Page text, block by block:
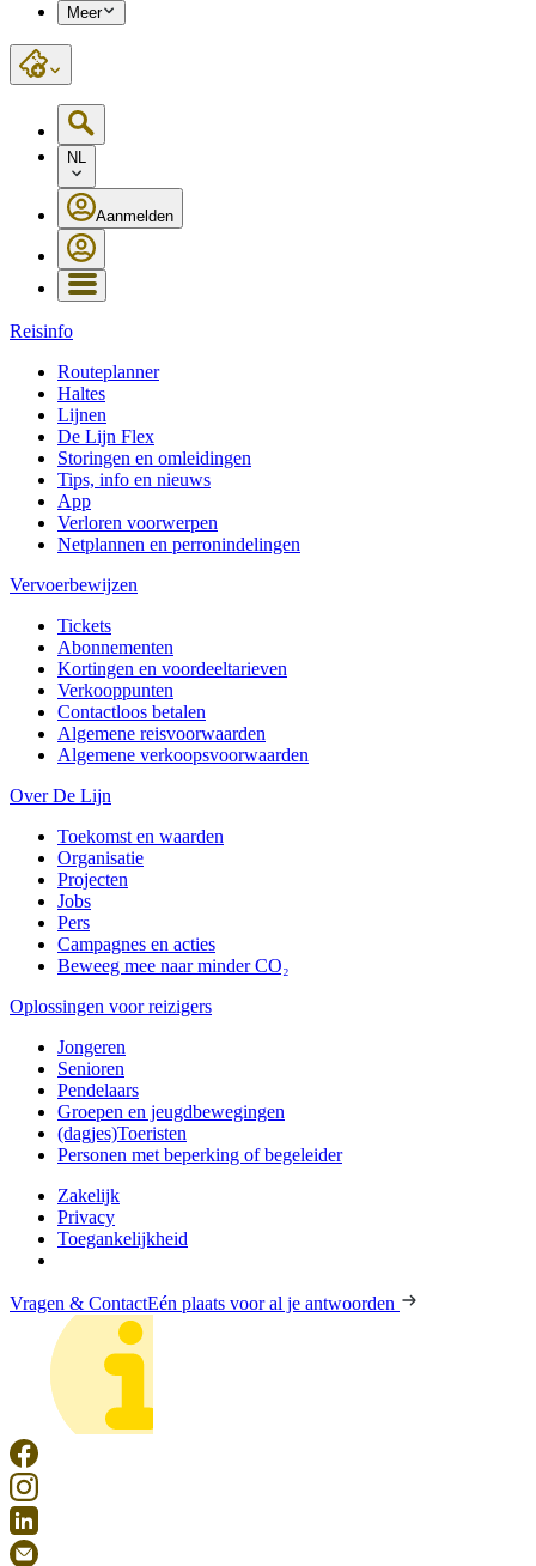
Meer
NL
Aanmelden
Reisinfo
Routeplanner
Haltes
Lijnen
De Lijn Flex
Storingen en omleidingen
Tips, info en nieuws
App
Verloren voorwerpen
Netplannen en perronindelingen
Vervoerbewijzen
Tickets
Abonnementen
Kortingen en voordeeltarieven
Verkooppunten
Contactloos betalen
Algemene reisvoorwaarden
Algemene verkoopsvoorwaarden
Over De Lijn
Toekomst en waarden
Organisatie
Projecten
Jobs
Pers
Campagnes en acties
Beweeg mee naar minder CO₂
Oplossingen voor reizigers
Jongeren
Senioren
Pendelaars
Groepen en jeugdbewegingen
(dagjes)Toeristen
Personen met beperking of begeleider
Zakelijk
Privacy
Toegankelijkheid
Vragen & ContactEén plaats voor al je antwoorden